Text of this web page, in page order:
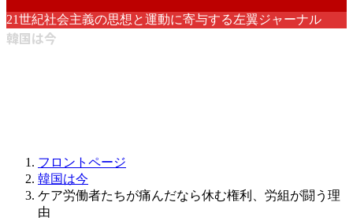
21世紀社会主義の思想と運動に寄与する左翼ジャーナル
韓国は今
フロントページ
韓国は今
ケア労働者たちが痛んだなら休む権利、労組が闘う理
由